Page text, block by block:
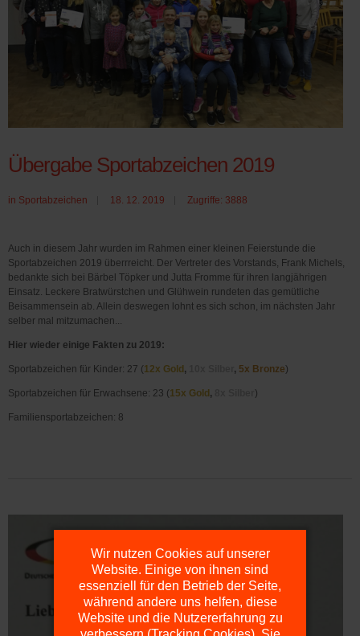
Übergabe Sportabzeichen 2019
in Sportabzeichen 18. 12. 2019 Zugriffe: 3888
Auch in diesem Jahr wurden im Rahmen einer kleinen Feierstunde die
Sportabzeichen 2019 überrreicht. Der Vertreter des Vorstands, Frank Michels,
bedankte sich bei Bärbel Töpker und Jutta Fromme für ihren langjährigen
Einsatz. Leckere Bratwürstchen und Glühwein rundeten das gemütliche
Beisammensein ab. Allein deswegen lohnt es sich schon, im nächsten Jahr
selber mal mitzumachen...
Hier wieder einige Fakten zu 2019:
Sportabzeichen für Kinder: 27 (12x Gold , , 5x Bronze)
Sportabzeichen für Erwachsene: 23 (15x Gold , )
Familiensportabzeichen: 8
Wir nutzen Cookies auf unserer
Website. Einige von ihnen sind
essenziell für den Betrieb der Seite,
während andere uns helfen, diese
Website und die Nutzererfahrung zu